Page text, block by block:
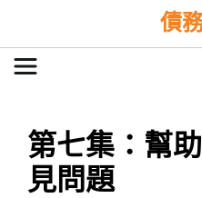
債
第七集：幫
見問題